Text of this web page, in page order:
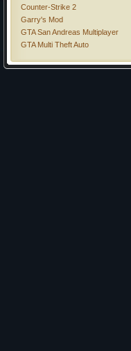
Counter-Strike 2
Garry's Mod
GTA San Andreas Multiplayer
GTA Multi Theft Auto